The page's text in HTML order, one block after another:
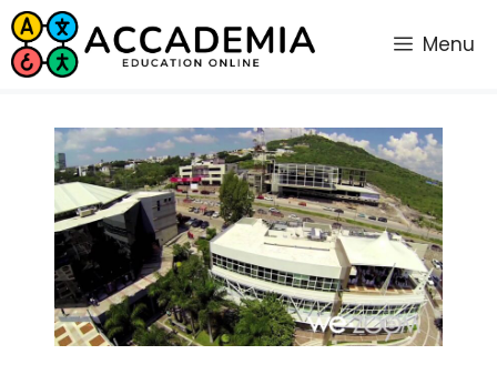
Saltar
al
contenido
Menu